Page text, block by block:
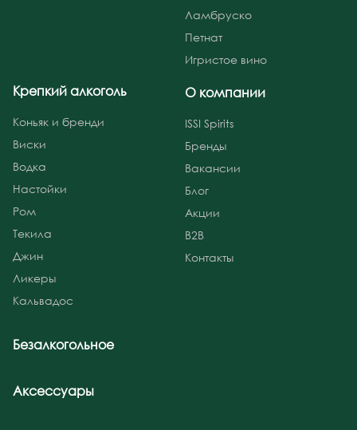
Ламбруско
Петнат
Игристое вино
Крепкий алкоголь
Коньяк и бренди
Виски
Водка
Настойки
Ром
Текила
Джин
Ликеры
Кальвадос
Безалкогольное
Аксессуары
О компании
ISSI Spirits
Бренды
Вакансии
Блог
Акции
B2B
Контакты